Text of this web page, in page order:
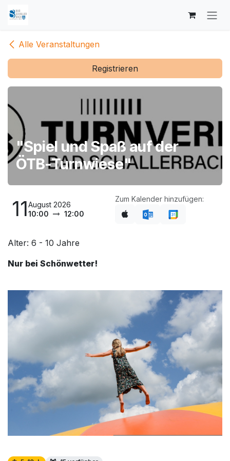
Alle Veranstaltungen
Registrieren
"Spiel und Spaß auf der
ÖTB-Turnwiese"
11August 2026
10:00
12:00
Zum Kalender hinzufügen:
Alter: 6 - 10 Jahre
Nur bei Schönwetter!